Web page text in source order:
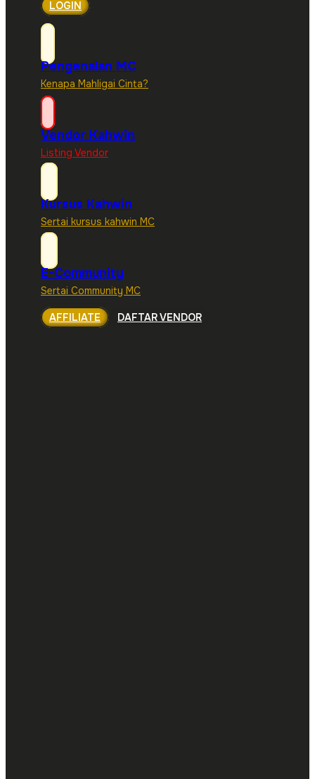
LOGIN
Pengenalan MC
Kenapa Mahligai Cinta?
Vendor Kahwin
Listing Vendor
Kursus Kahwin
Sertai kursus kahwin MC
E-Community
Sertai Community MC
AFFILIATE DAFTAR VENDOR